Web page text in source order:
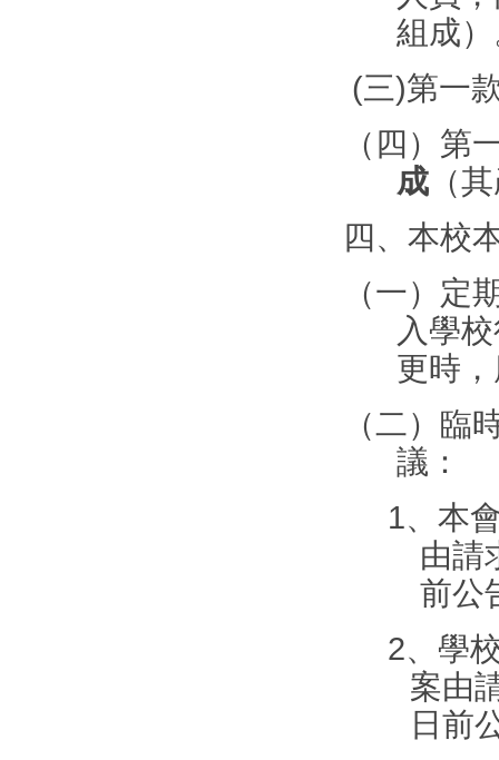
組成
(三)第一
（四）第
成 （
四、本校
（一）定
入學
更時
（二）臨
議：
1、本
由請
前公
2、學
案由
日前